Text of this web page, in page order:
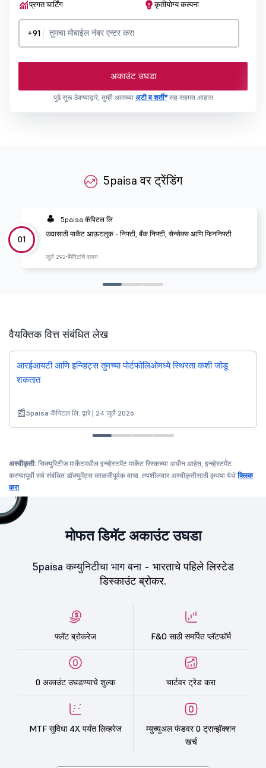
प्रगत चार्टिंग कृतीयोग्य कल्पना
+91
अकाउंट उघडा
पुढे सुरू ठेवण्याद्वारे, तुम्ही आमच्या अटी व शर्ती*सह सहमत आहात
5paisa वर ट्रेंडिंग
01
5paisa कॅपिटल लि
उद्यासाठी मार्केट आऊटलुक - निफ्टी, बँक निफ्टी, सेन्सेक्स आणि फिननिफ्टी
जुलै 292 मिनिटांचे वाचन
वैयक्तिक वित्त संबंधित लेख
आरईआयटी आणि इन्व्हिट्स तुमच्या पोर्टफोलिओमध्ये स्थिरता कशी जोडू
शकतात
5paisa कॅपिटल लि. द्वारे | 24 जुलै 2026
अस्वीकृती: सिक्युरिटीज मार्केटमधील इन्व्हेस्टमेंट मार्केट रिस्कच्या अधीन आहेत, इन्व्हेस्टमेंट
करण्यापूर्वी सर्व संबंधित डॉक्युमेंट्स काळजीपूर्वक वाचा. तपशीलवार अस्वीकृतीसाठी कृपया येथेक्लिक
करा.
मोफत डिमॅट अकाउंट उघडा
5paisa कम्युनिटीचा भाग बना - भारताचे पहिले लिस्टेड
डिस्काउंट ब्रोकर.
फ्लॅट ब्रोकरेज F&O साठी समर्पित प्लॅटफॉर्म
0 अकाउंट उघडण्याचे शुल्क चार्टवर ट्रेड करा
MTF सुविधा 4X पर्यंत लिव्हरेज
म्युच्युअल फंडवर 0 ट्रान्झॅक्शन
खर्च